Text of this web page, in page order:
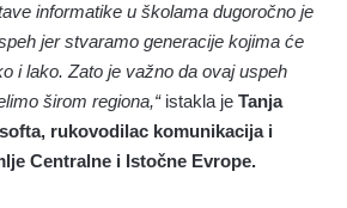
informatike u školama dugoročno je
jer stvaramo generacije kojima će
i lako. Zato je važno da ovaj uspeh
širom regiona,“istakla je Tanja
rukovodilac komunikacija i
Centralne i Istočne Evrope.